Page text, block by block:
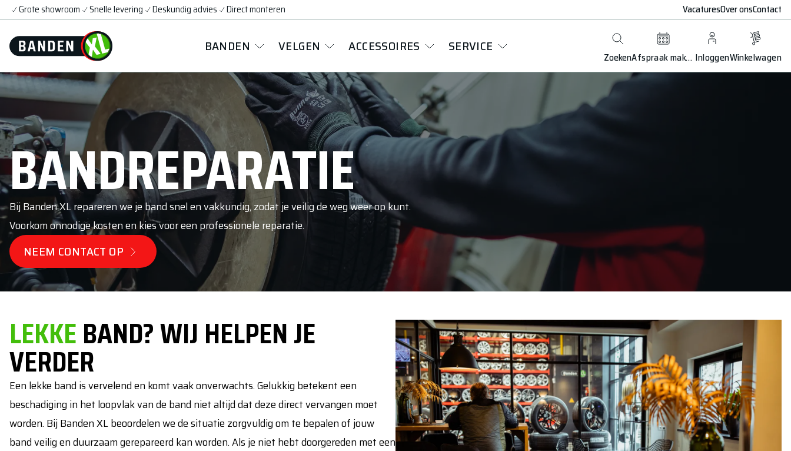
Grote showroom Snelle levering Deskundig advies Direct monteren VacaturesOver onsContact
BANDEN VELGEN ACCESSOIRES SERVICE
Zoeken Afspraak maken InloggenWinkelwagen
BANDREPARATIE
Bij Banden XL repareren we je band snel en vakkundig, zodat je veilig de weg weer op kunt.
Voorkom onnodige kosten en kies voor een professionele reparatie.
NEEM CONTACT OP
LEKKEBAND? WIJ HELPEN JE
VERDER
Een lekke band is vervelend en komt vaak onverwachts. Gelukkig betekent een
beschadiging in het loopvlak van de band niet altijd dat deze direct vervangen moet
worden. Bij Banden XL beoordelen we de situatie zorgvuldig om te bepalen of jouw
band veilig en duurzaam gerepareerd kan worden. Als je niet hebt doorgereden met een